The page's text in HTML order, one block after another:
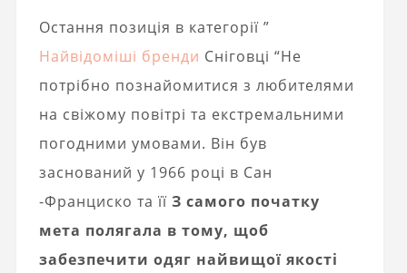
Остання позиція в категорії ”
Найвідоміші бренди Сніговці “Не
потрібно познайомитися з любителями
на свіжому повітрі та екстремальними
погодними умовами. Він був
заснований у 1966 році в Сан
-Франциско та її З самого початку
мета полягала в тому, щоб
забезпечити одяг найвищої якості